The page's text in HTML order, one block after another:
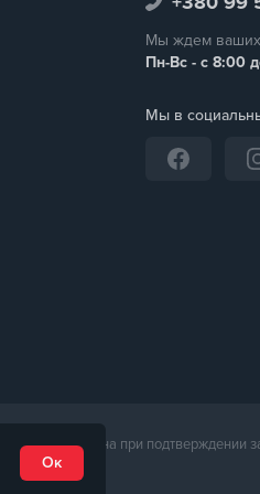
Мы ждем
Пн-Вс - с 8:00
Мы в
магазина при подтверждении
Ок